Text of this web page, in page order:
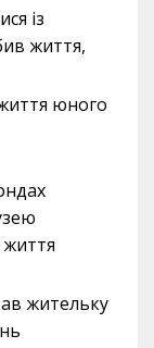
із
життя,
юного
життя
жительку